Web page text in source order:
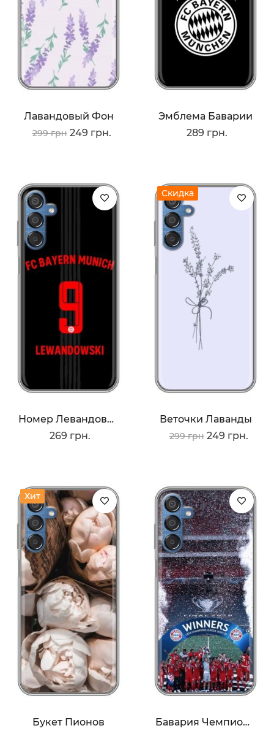
Лавандовый Фон
299 грн 249 грн.
Эмблема Баварии
289 грн.
Номер Левандовски
269 грн.
Скидка
Веточки Лаванды
299 грн 249 грн.
Хит
Букет Пионов
Бавария Чемпионы